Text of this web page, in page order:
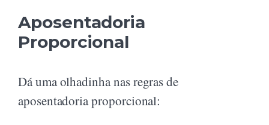
Aposentadoria
Proporcional
Dá uma olhadinha nas regras de
aposentadoria proporcional: